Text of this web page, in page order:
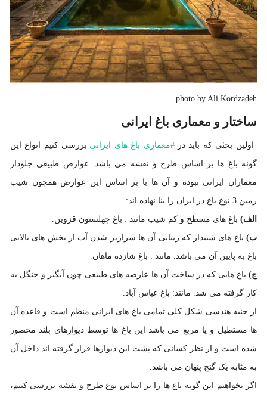
photo by Ali Kordzadeh
ساختار و معماری باغ ایرانی
اولین بحثی که باید در#معماری باغ های ایرانی بررسی کنیم انواع این
گونه باغ ها بر اساس طرح و نقشه می باشد. عوارض طبیعی جلودار
معماران ایرانی نبوده و آن ها با بر اساس این عوارض همچون شیب
زمین 3 نوع باغ در ایران را بنا نهاده اند:
الف) باغ های مسطح و کم شیب مانند : باغ چهلستون قزوین.
ب) باغ های شیبدار که زیبایی آن ها سرازیر شدن آب از بخش های بالایی
باغ به پایین آن می باشد. مانند : باغ شازده ماهان.
ج) باغ هایی که در ساخت آن ها عارضه های طبیعی چون آبگیر و جنگل به
کار گرفته می شد. مانند: باغ عباس آباد.
از جنبه هندسی شکل کلی تمامی باغ های ایرانی منظم است و قاعده آن
ها مستطیل و یا مربع می باشد این باغ ها توسط دیوارهای بلند محصور
شده است و از نظر کسانی که پشت این دیوارها قرار گرفته اند داخل آن
به مثابه یک گنج پنهان می باشد.
اگر بخواهیم این گونه باغ ها را بر اساس نوع طرح و نقشه بررسی کنیم،